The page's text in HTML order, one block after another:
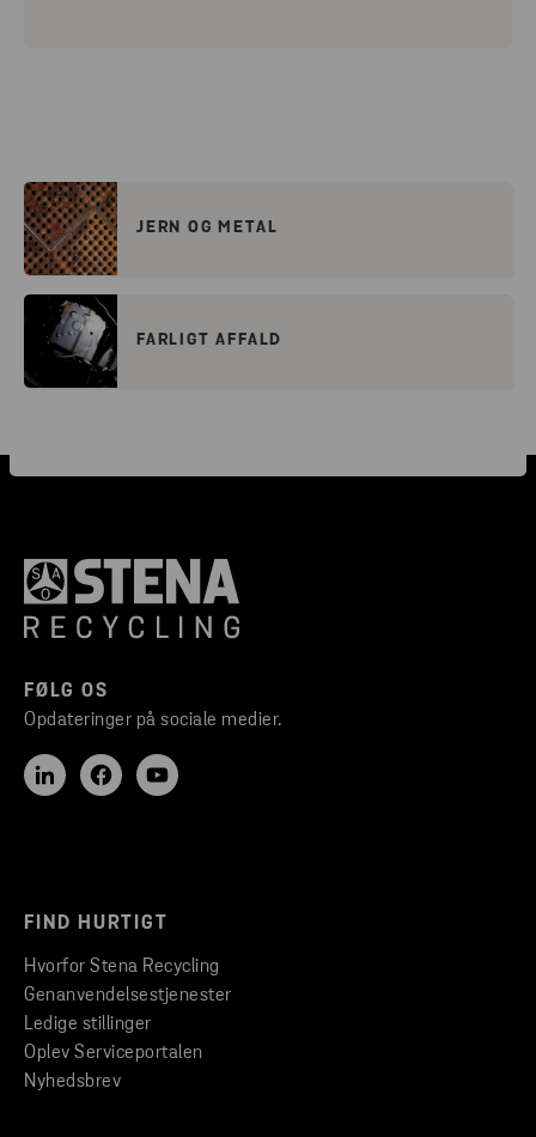
JERN OG METAL
FARLIGT AFFALD
FØLG OS
Opdateringer på sociale medier.
FIND HURTIGT
Hvorfor Stena Recycling
Genanvendelsestjenester
Ledige stillinger
Oplev Serviceportalen
Nyhedsbrev